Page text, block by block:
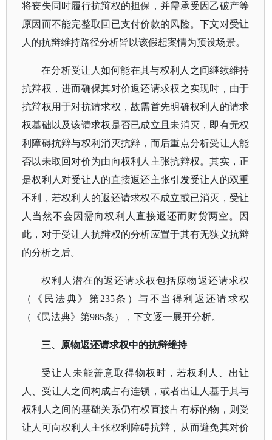
将丧失同时履行抗辩权的担保，并需承受因乙破产等
原因而不能完整取回已支付价款的风险。下文对受让
人的抗辩维持路径分析皆以该假想案情为预设场景。
在分析受让人如何能在其与权利人之间继续维持
抗辩权，进而确保其对价返还请求权之实现时，由于
抗辩权用于对抗请求权，故需首先明确权利人的请求
权基础以及该请求权是否已成立且未消灭，即有无权
利障碍抗辩与权利消灭抗辩，而后重点分析受让人能
否以未取回对价为由向权利人主张抗辩权。其实，正
是权利人对受让人的直接返还主张引发受让人的双重
不利，若权利人的返还请求权不成立或已消灭，受让
人当然不会因需向权利人直接返还而财货两空。因
此，对于受让人抗辩权的分析应置于其有无狭义抗辩
的分析之后。
权利人潜在的返还请求权包括原物返还请求权
（《民法典》第235条）与不当得利返还请求权
（《民法典》第985条），下文逐一展开分析。
三、原物返还请求权中的抗辩维持
受让人未能善意取得物权时，若权利人、出让
人、受让人之间构成占有连锁，或者出让人基于其与
权利人之间的基础关系仍有权直接占有标的物，则受
让人可向权利人主张权利障碍抗辩，从而避免其对价